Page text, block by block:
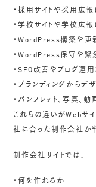
・採用サイトや採用広
・学校サイトや学校広
・WordPress構築や更
・WordPress保守や緊
・SEO改善やブログ運
・ブランディングからデ
・パンフレット、写真、
これらの違いがWebサ
社に合った制作会社か
制作会社サイトでは、
・何を作れるか